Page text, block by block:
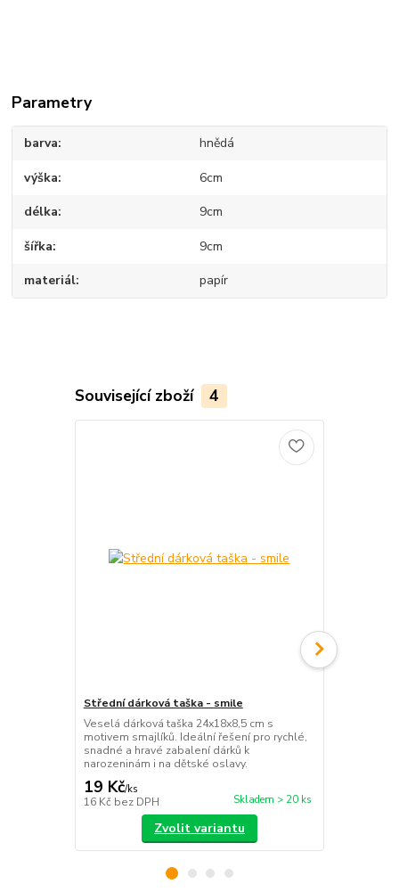
Parametry
barva hnědá
výška 6cm
délka 9cm
šířka 9cm
materiál papír
Související zboží 4
Střední dárková taška - smile
Veselá dárková taška 24x18x8,5 cm s
motivem smajlíků. Ideální řešení pro rychlé,
snadné a hravé zabalení dárků k
narozeninám i na dětské oslavy.
19 Kč/ks
16 Kč bez DPH Skladem > 20 ks
Zvolit variantu